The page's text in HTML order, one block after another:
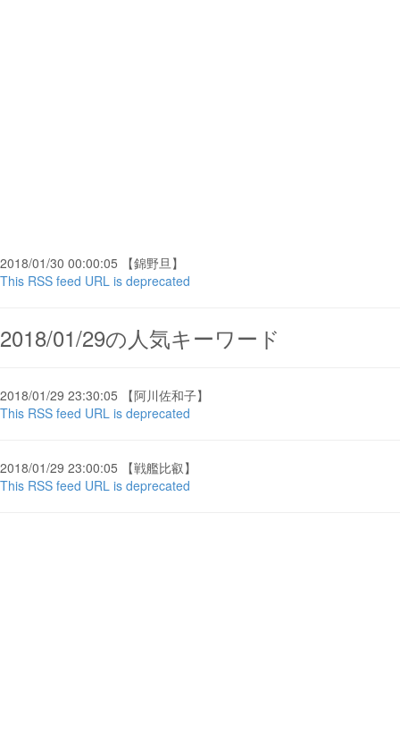
2018/01/30 00:00:05 【錦野旦】
This RSS feed URL is deprecated
2018/01/29の人気キーワード
2018/01/29 23:30:05 【阿川佐和子】
This RSS feed URL is deprecated
2018/01/29 23:00:05 【戦艦比叡】
This RSS feed URL is deprecated